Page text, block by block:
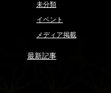
未分類
イベント
メディア掲載
最新記事